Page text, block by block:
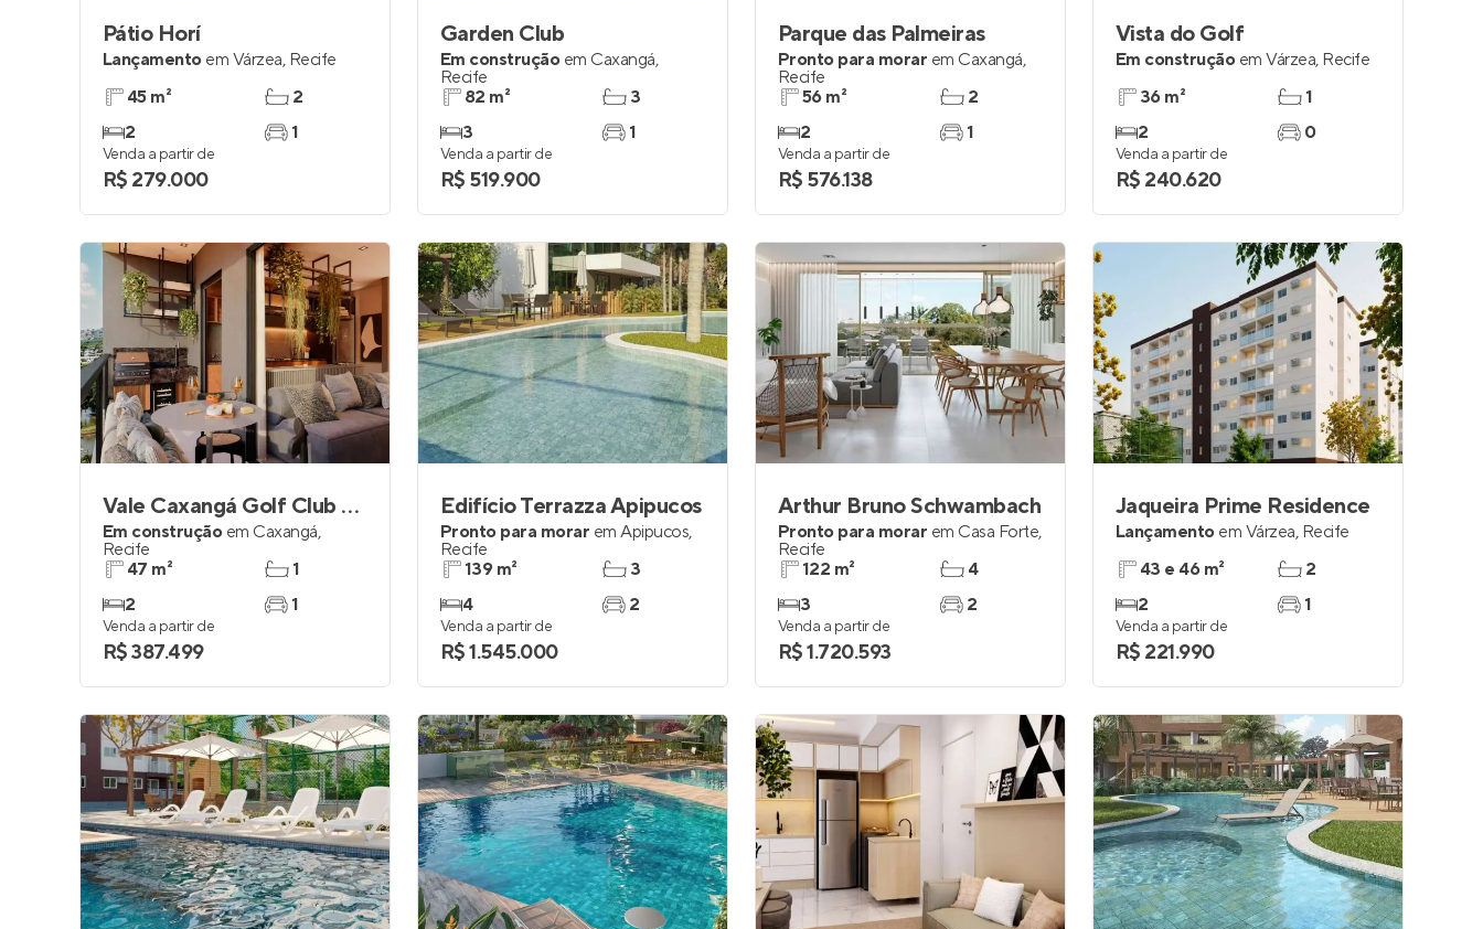
Pátio Horí
Lançamento em Várzea, Recife
45 m²
2
2
1
Venda a partir de
R$ 279.000
Garden Club
Em construção em Caxangá,
Recife
82 m²
3
3
1
Venda a partir de
R$ 519.900
Parque das Palmeiras
Pronto para morar em Caxangá,
Recife
56 m²
2
2
1
Venda a partir de
R$ 576.138
Vista do Golf
Em construção em Várzea, Recife
36 m²
2
1
0
Venda a partir de
R$ 240.620
Vale Caxangá Golf Club Residence
Em construção em Caxangá,
Recife
47 m²
2
1
1
Venda a partir de
R$ 387.499
Edifício Terrazza Apipucos
Pronto para morar em Apipucos,
Recife
139 m²
4
3
2
Venda a partir de
R$ 1.545.000
Arthur Bruno Schwambach
Pronto para morar em Casa Forte,
Recife
122 m²
3
4
2
Venda a partir de
R$ 1.720.593
Jaqueira Prime Residence
Lançamento em Várzea, Recife
43 e 46 m²
2
2
1
Venda a partir de
R$ 221.990